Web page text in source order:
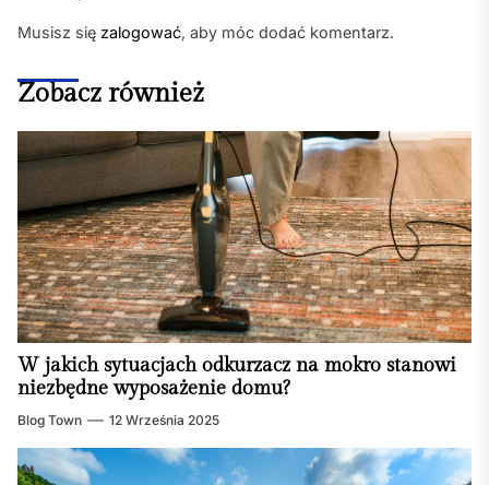
Musisz się zalogować, aby móc dodać komentarz.
Zobacz również
W jakich sytuacjach odkurzacz na mokro stanowi
niezbędne wyposażenie domu?
Blog Town 12 Września 2025